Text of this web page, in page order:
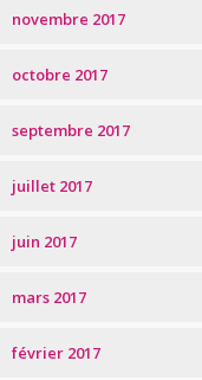
novembre 2017
octobre 2017
septembre 2017
juillet 2017
juin 2017
mars 2017
février 2017